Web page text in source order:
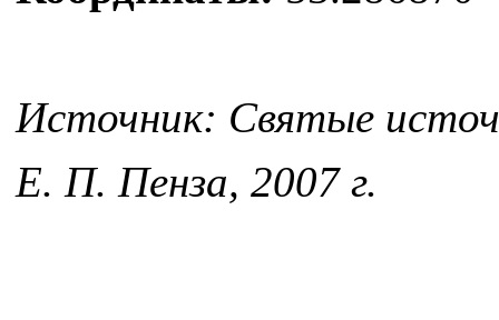
Источник: Святые
Е. П. Пенза, 2007 г.